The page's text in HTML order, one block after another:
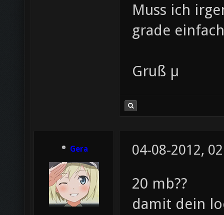
Muss ich
grade
Gruß µ
Gera 04-08-2012,
20 mb??
damit dein